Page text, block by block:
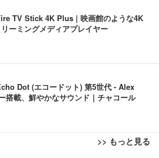
TV Stick 4K Plus | 映画館のような4K
ーミングメディアプレイヤー
Dot (エコードット) 第5世代 - Alex
搭載、鮮やかなサウンド｜チャコール
>> もっと見る